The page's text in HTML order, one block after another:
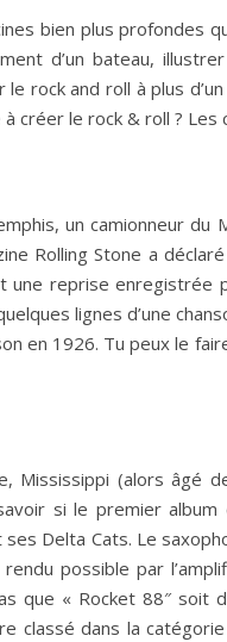
bien plus profondes
d’un bateau,
rock and roll à plus
créer le rock & roll ? Les
un camionneur du
Rolling Stone a
une reprise
lignes d’une
en 1926. Tu peux le
Mississippi (alors âgé
si le premier
Delta Cats. Le
possible par
que « Rocket 88″ soit
classé dans la